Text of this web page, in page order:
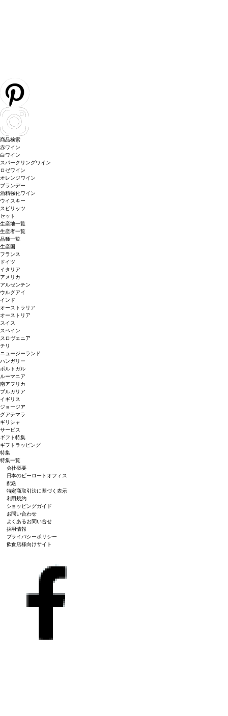
商品検索
赤ワイン
白ワイン
スパークリングワイン
ロゼワイン
オレンジワイン
ブランデー
酒精強化ワイン
ウイスキー
スピリッツ
セット
生産地一覧
生産者一覧
品種一覧
生産国
フランス
ドイツ
イタリア
アメリカ
アルゼンチン
ウルグアイ
インド
オーストラリア
オーストリア
スイス
スペイン
スロヴェニア
チリ
ニュージーランド
ハンガリー
ポルトガル
ルーマニア
南アフリカ
ブルガリア
イギリス
ジョージア
グアテマラ
ギリシャ
サービス
ギフト特集
ギフトラッピング
特集
特集一覧
会社概要
日本のピーロートオフィス
配送
特定商取引法に基づく表示
利用規約
ショッピングガイド
お問い合わせ
よくあるお問い合せ
採用情報
プライバシーポリシー
飲食店様向けサイト